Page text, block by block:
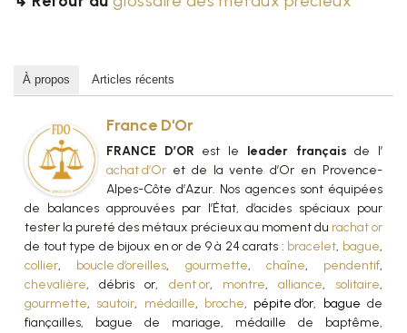
À propos Articles récents
France D'Or
FRANCE D’OR est le leader français de l’
achat d’Or et de la vente d’Or en Provence-
Alpes-Côte d’Azur. Nos agences sont équipées
de balances approuvées par l’État, d’acides spéciaux pour
tester la pureté des métaux précieux au moment du rachat or
de tout type de bijoux en or de 9 à 24 carats : bracelet, bague,
collier, boucle d’oreilles, gourmette, chaîne, pendentif,
chevalière, débris or, dent or, montre, alliance, solitaire,
gourmette, sautoir, médaille, broche, pépite d’or, bague de
fiançailles, bague de mariage, médaille de baptême,